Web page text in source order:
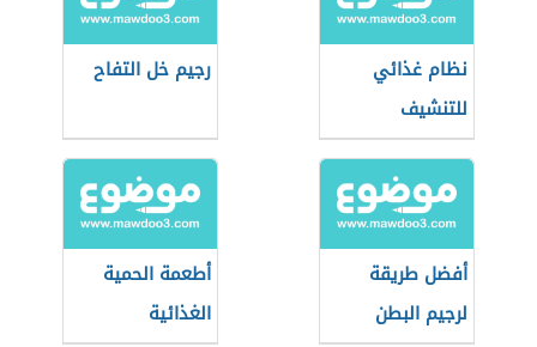
نظام غذائي
للتنشيف
رجيم خل التفاح
أفضل طريقة
لرجيم البطن
أطعمة الحمية
الغذائية